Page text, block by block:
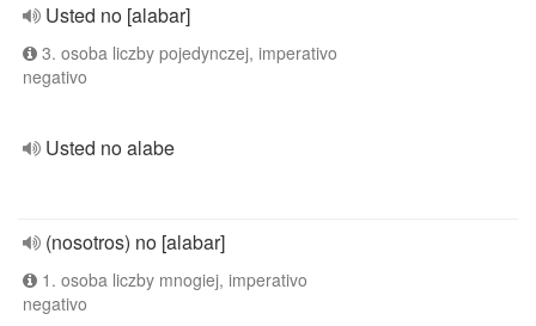
Usted no [alabar]
3. osoba liczby pojedynczej, imperativo
negativo
Usted no alabe
(nosotros) no [alabar]
1. osoba liczby mnogiej, imperativo
negativo